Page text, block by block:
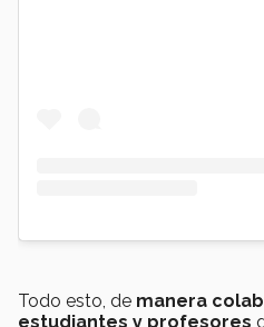
Todo esto, de manera
estudiantes y profesores